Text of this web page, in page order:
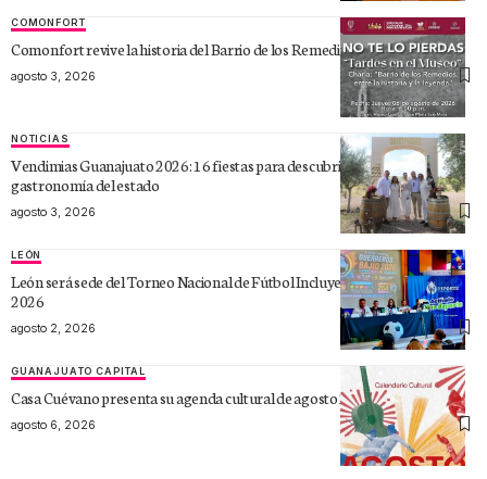
COMONFORT
Comonfort revive la historia del Barrio de los Remedios
agosto 3, 2026
NOTICIAS
Vendimias Guanajuato 2026: 16 fiestas para descubrir el vino y la
gastronomía del estado
agosto 3, 2026
LEÓN
León será sede del Torneo Nacional de Fútbol Incluyente Guerreros Bajío
2026
agosto 2, 2026
GUANAJUATO CAPITAL
Casa Cuévano presenta su agenda cultural de agosto 2026
agosto 6, 2026